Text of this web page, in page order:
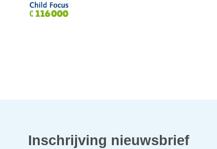
Inschrijving nieuwsbrief